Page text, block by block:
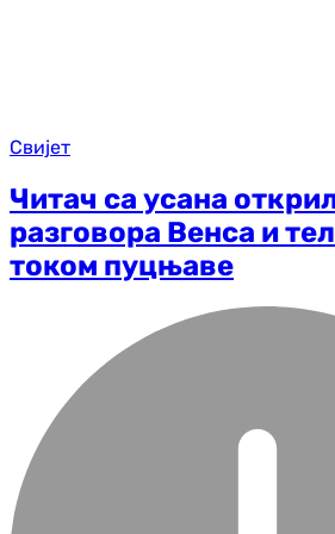
Свијет
Читач са усана
разговора Венса и
током пуцњаве